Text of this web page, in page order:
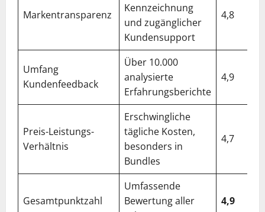
Markentransparenz
Kennzeichnung
und zugänglicher
Kundensupport
4,8
Umfang
Kundenfeedback
Über 10.000
analysierte
Erfahrungsberichte
4,9
Preis-Leistungs-
Verhältnis
Erschwingliche
tägliche Kosten,
besonders in
Bundles
4,7
Gesamtpunktzahl
Umfassende
Bewertung aller
4,9